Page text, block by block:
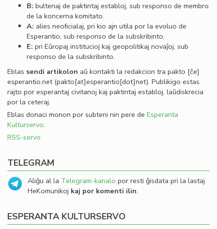
B: bultenaj de paktintaj establoj, sub responso de membro
de la koncerna komitato.
A: alies neoﬁcialaj, pri kio ajn utila por la evoluo de
Esperantio, sub responso de la subskribinto.
E: pri Eŭropaj institucioj kaj geopolitikaj novaĵoj, sub
responso de la subskribinto.
Eblas sendi artikolon aŭ kontakti la redakcion tra pakto [ĉe]
esperantio.net(pakto[at]esperantio[dot]net). Publikigo estas
rajto por esperantaj civitanoj kaj paktintaj establoj, laŭdiskrecia
por la ceteraj.
Eblas donaci monon por subteni nin pere de Esperanta
Kulturservo.
RSS-servo
TELEGRAM
Aliĝu al la Telegram-kanalo por resti ĝisdata pri la lastaj
HeKomunikoj kaj por komenti ilin.
ESPERANTA KULTURSERVO